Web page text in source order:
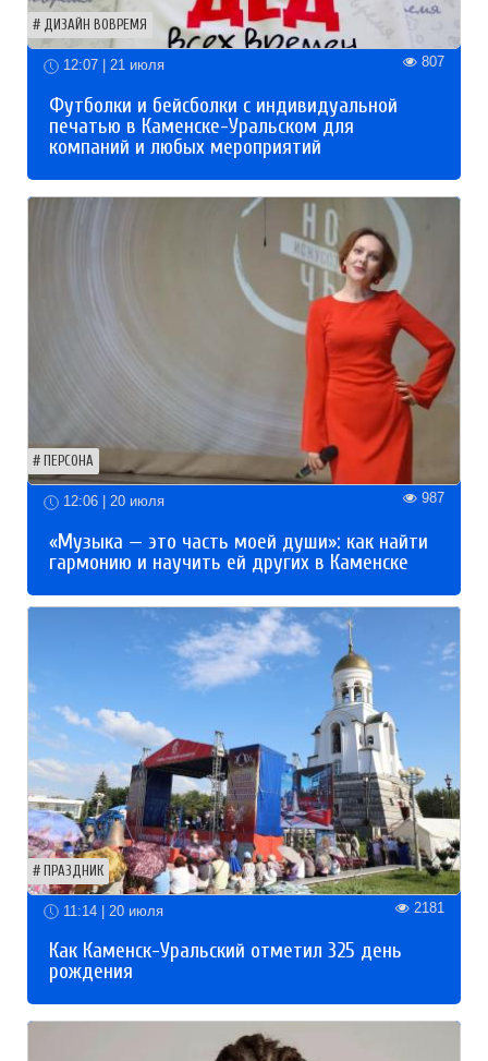
ДИЗАЙН ВОВРЕМЯ
12:07 | 21 июля 807
Футболки и бейсболки с индивидуальной
печатью в Каменске-Уральском для
компаний и любых мероприятий
ПЕРСОНА
12:06 | 20 июля 987
«Музыка — это часть моей души»: как найти
гармонию и научить ей других в Каменске
ПРАЗДНИК
11:14 | 20 июля 2181
Как Каменск-Уральский отметил 325 день
рождения